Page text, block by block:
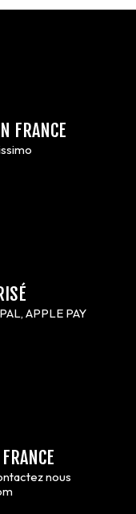
FRANCE
APPLE PAY
nous